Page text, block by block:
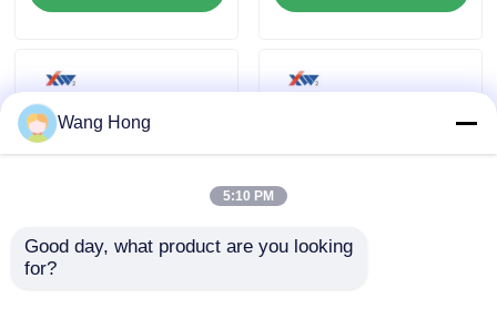
মান নিয়ন্ত্রণ
যোগাযোগ করুন
উদ্ধৃতির জন্য আবেদন
সুইচ গিয়ারের জন্য 15kv AC
Wang Hong
5:10 PM
Good day, what product are you looking
for?